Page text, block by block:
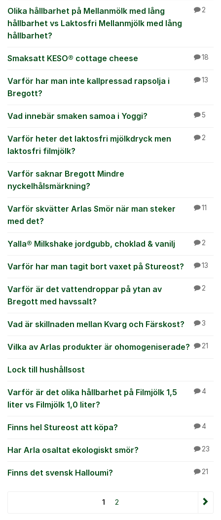
Olika hållbarhet på Mellanmölk med lång
hållbarhet vs Laktosfri Mellanmjölk med lång
hållbarhet?
2
Smaksatt KESO® cottage cheese 18
Varför har man inte kallpressad rapsolja i
Bregott?
13
Vad innebär smaken samoa i Yoggi? 5
Varför heter det laktosfri mjölkdryck men
laktosfri filmjölk?
2
Varför saknar Bregott Mindre
nyckelhålsmärkning?
Varför skvätter Arlas Smör när man steker
med det?
11
Yalla® Milkshake jordgubb, choklad & vanilj 2
Varför har man tagit bort vaxet på Stureost? 13
Varför är det vattendroppar på ytan av
Bregott med havssalt?
2
Vad är skillnaden mellan Kvarg och Färskost? 3
Vilka av Arlas produkter är ohomogeniserade? 21
Lock till hushållsost
Varför är det olika hållbarhet på Filmjölk 1,5
liter vs Filmjölk 1,0 liter?
4
Finns hel Stureost att köpa? 4
Har Arla osaltat ekologiskt smör? 23
Finns det svensk Halloumi? 21
1 2